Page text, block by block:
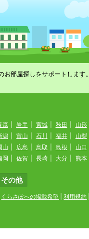
部屋探しをサポートします。
森 岩手 宮城 秋田 山形
潟 富山 石川 福井 山梨
山 広島 鳥取 島根
山口
岡 佐賀 長崎 大分 熊本
その他
くらさぽへの掲載希望 利用規約